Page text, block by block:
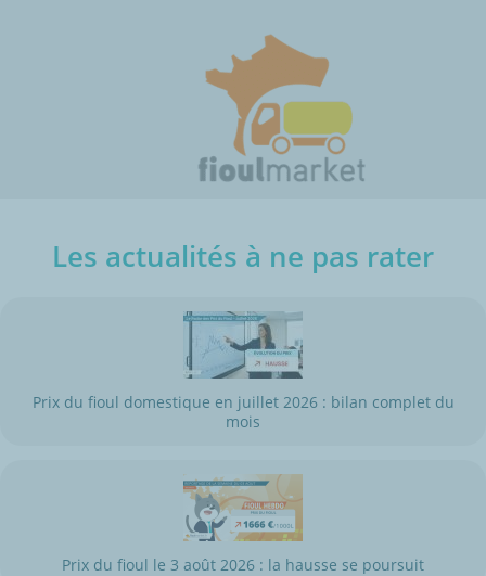
Les actualités à ne pas rater
Prix du fioul domestique en juillet 2026 : bilan complet du
mois
Prix du fioul le 3 août 2026 : la hausse se poursuit